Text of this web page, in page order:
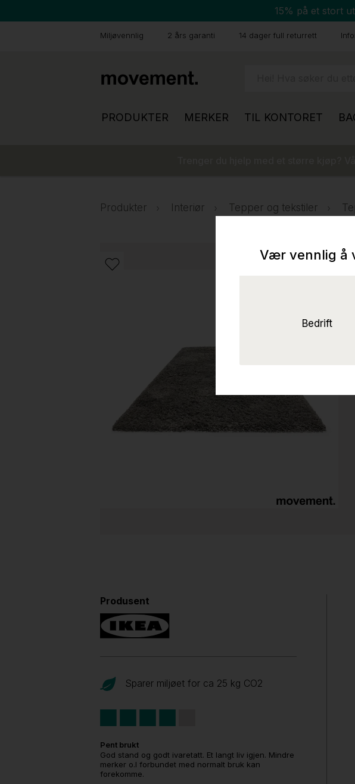
15% på et stort
Miljøvennlig 2 års garanti 14 dager full returrett
PRODUKTER MERKER TIL KONTORET
Produkter Interiør Tepper og tekstiler
Produsent
Sparer miljøet for ca 25 kg CO2
Pent brukt
God stand og godt ivaretatt. Et langt liv igjen. Mindre
merker o.l forbundet med normalt bruk kan
forekomme.
Vær vennlig å
Bedrift